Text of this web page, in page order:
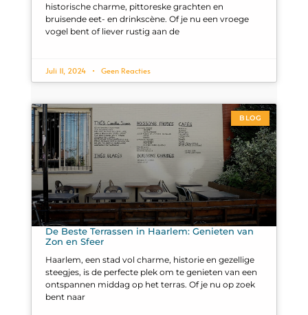
historische charme, pittoreske grachten en
bruisende eet- en drinkscène. Of je nu een vroege
vogel bent of liever rustig aan de
Juli 11, 2024 Geen Reacties
BLOG
De Beste Terrassen in Haarlem: Genieten van
Zon en Sfeer
Haarlem, een stad vol charme, historie en gezellige
steegjes, is de perfecte plek om te genieten van een
ontspannen middag op het terras. Of je nu op zoek
bent naar